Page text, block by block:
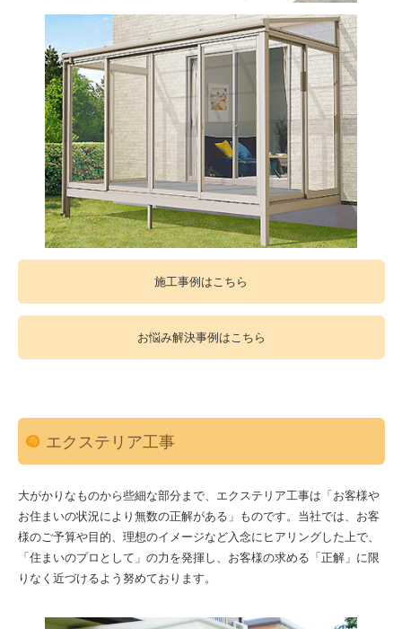
施工事例はこちら
お悩み解決事例はこちら
エクステリア工事
大がかりなものから些細な部分まで、エクステリア工事は「お客様や
お住まいの状況により無数の正解がある」ものです。当社では、お客
様のご予算や目的、理想のイメージなど入念にヒアリングした上で、
「住まいのプロとして」の力を発揮し、お客様の求める「正解」に限
りなく近づけるよう努めております。